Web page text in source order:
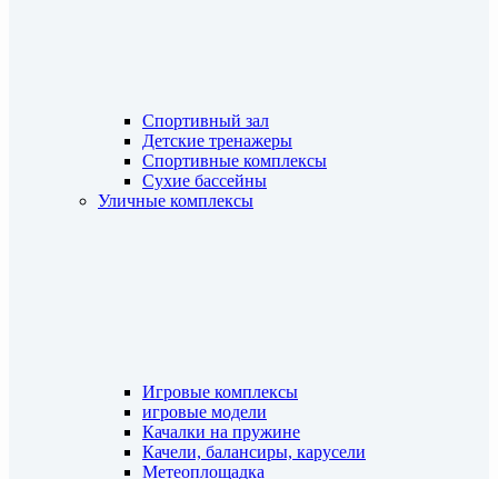
Спортивный зал
Детские тренажеры
Спортивные комплексы
Сухие бассейны
Уличные комплексы
Игровые комплексы
игровые модели
Качалки на пружине
Качели, балансиры, карусели
Метеоплощадка